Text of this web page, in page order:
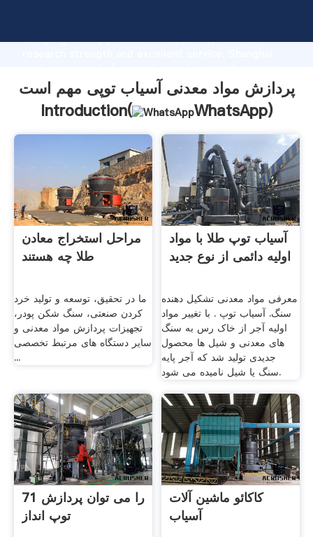
Grasping strong production capability, advanced
the value and bring values to all of customers.
پردازش مواد معدنی آسیاب توپی مهم است
Introduction(
WhatsApp)
مراحل استخراج معادن
طلا چه هستند
ما در تحقیق، توسعه و تولید خرد
کردن صنعتی، سنگ شکن پودر،
تجهیزات پردازش مواد معدنی و
سایر دستگاه های مرتبط تخصصی
...
آسیاب توپ طلا با مواد
اولیه دائمی از نوع جدید
معرفی مواد معدنی تشکیل دهنده
سنگ. آسیاب توپ . با تغییر مواد
اولیه آجر از خاک رس به سنگ
های معدنی و شیل ها محصول
جدیدی تولید شد که آجر پایه
سنگ یا شیل نامیده می شود.
71 را می توان پردازش
توپ انداز
کاکائو ماشین آلات
آسیاب